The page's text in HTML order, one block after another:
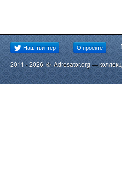
Наш твиттер О проекте
2011 - 2026 © Adresator.org —